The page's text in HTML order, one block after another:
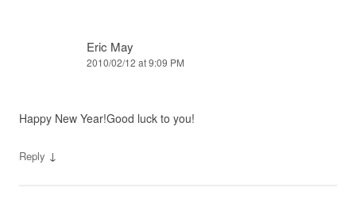
Eric May
2010/02/12 at 9:09 PM
Happy New Year!Good luck to you!
Reply ↓